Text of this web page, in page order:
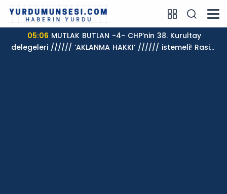
05:06
delegeleri ////// ‘AKLANMA HAKKI’ ////// istemeli! Rasim